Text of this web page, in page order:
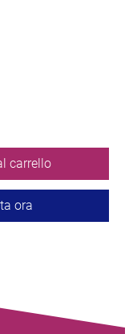
carrello
ora